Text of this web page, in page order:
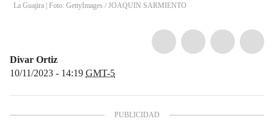
La Guajira | Foto: GettyImages / JOAQUIN SARMIENTO
Divar Ortiz
10/11/2023 - 14:19 GMT-5